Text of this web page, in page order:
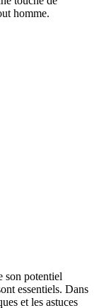
homme.
son potentiel
essentiels. Dans
et les astuces